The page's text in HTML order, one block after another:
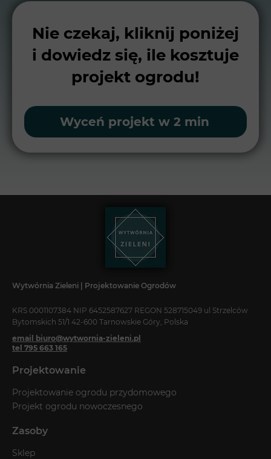
Nie czekaj, kliknij poniżej
i dowiedz się, ile kosztuje
projekt ogrodu!
Wyceń projekt w 2 min
Wytwórnia Zieleni | Projektowanie Ogrodów
KRS 0001107384 NIP 6452587627 REGON 528715049 ul Strzelców
Bytomskich 51/1 42-600 Tarnowskie Góry, Polska
email biuro@wytwornia-zieleni.pl
tel 795 663 165
Projektowanie
Projektowanie ogrodu przydomowego
Projekt ogrodu nowoczesnego
Zasoby
Sklep